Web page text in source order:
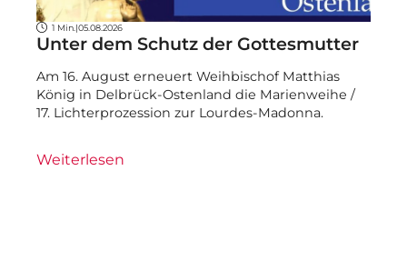
1 Min. |05.08.2026
Unter dem Schutz der Gottesmutter
Am 16. August erneuert Weihbischof Matthias
König in Delbrück-Ostenland die Marienweihe /
17. Lichterprozession zur Lourdes-Madonna.
Weiterlesen